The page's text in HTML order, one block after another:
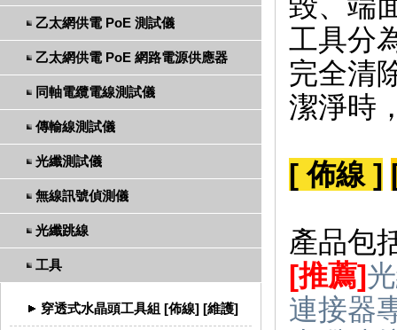
工具分
完全清
潔淨時
[ 佈線 ]
產品包
[推薦]
連接器
乙太網供電 PoE 測試儀
乙太網供電 PoE 網路電源供應器
同軸電纜電線測試儀
傳輸線測試儀
光纖測試儀
無線訊號偵測儀
光纖跳線
工具
穿透式水晶頭工具組 [佈線] [維護]